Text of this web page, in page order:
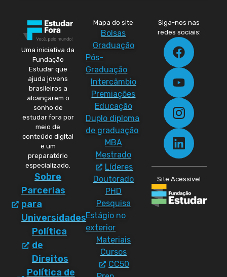
Uma iniciativa da
Fundação
Estudar que
ajuda jovens
brasileiros a
alcançarem o
sonho de
estudar fora por
meio de
conteúdo digital
e um
preparatório
especializado.
Sobre
Parcerias
para
Universidades
Política
de
Direitos
Política de
Mapa do site
Bolsas
Graduação
Pós-
Graduação
Intercâmbio
Premiações
Educação
Duplo diploma
de graduação
MBA
Mestrado
Líderes
Doutorado
PHD
Pesquisa
Estágio no
exterior
Materiais
Cursos
CC50
Siga-nos nas
redes sociais:
Site Acessível